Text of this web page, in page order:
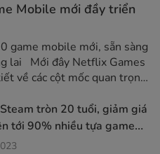
Mobile mới đầy triển
game mobile mới, sẵn sàng
lai Mới đây Netflix Games
về các cột mốc quan trọng
86 trò chơi được ra mắt.
90 game mobile
phát hành trong tương lai.
tròn 20 tuổi, giảm giá
tới 90% nhiều tựa game